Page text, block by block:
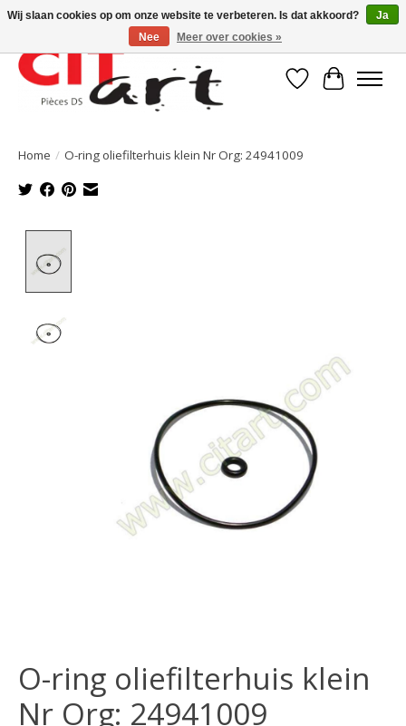
Verlanglijst
Home / O-ring oliefilterhuis klein Nr Org: 24941009
O-ring oliefilterhuis klein
Nr Org: 24941009
Wij slaan cookies op om onze website te verbeteren. Is dat akkoord?
Ja
Nee
Meer over cookies »